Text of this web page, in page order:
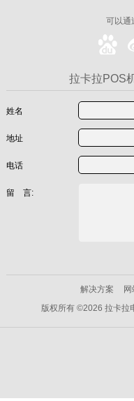
可以通
拉卡拉POS
姓名
地址
电话
留 言:
解决方案
版权所有 ©2026 拉卡拉